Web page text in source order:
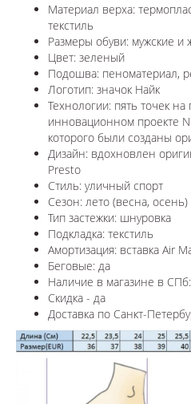
Материал верха:
текстиль
Размеры обуви: мужские и
Цвет: зеленый
Подошва: пеноматериал,
Логотип: значок Найк
Технологии: пять точек
инновационном проекте
которого были созданы
Дизайн: вдохновлен
Presto
Стиль: уличный спорт
Сезон: лето (весна, осень)
Тип застежки: шнуровка
Подкладка: текстиль
Амортизация: вставка Air
Беговые: да
Наличие в магазине в
Скидка - да
Доставка по Санкт-